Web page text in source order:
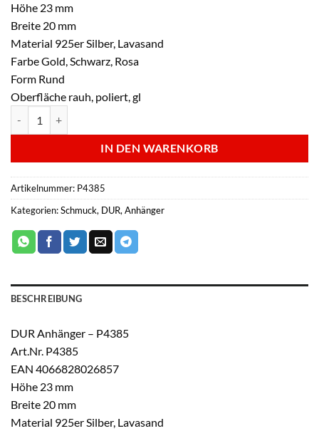
Höhe 23 mm
Breite 20 mm
Material 925er Silber, Lavasand
Farbe Gold, Schwarz, Rosa
Form Rund
Oberfläche rauh, poliert, gl
IN DEN WARENKORB
Artikelnummer: P4385
Kategorien:Schmuck, DUR,Anhänger
BESCHREIBUNG
DUR Anhänger – P4385
Art.Nr. P4385
EAN 4066828026857
Höhe 23 mm
Breite 20 mm
Material 925er Silber, Lavasand